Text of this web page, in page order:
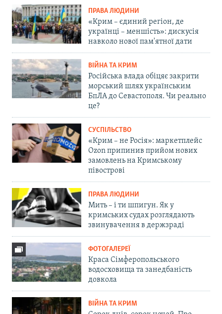
ПРАВА ЛЮДИНИ
«Крим – єдиний регіон, де
українці – меншість»: дискусія
навколо нової пам'ятної дати
ВІЙНА ТА КРИМ
Російська влада обіцяє закрити
морський шлях українським
БпЛА до Севастополя. Чи реально
це?
СУСПІЛЬСТВО
«Крим – не Росія»: маркетплейс
Ozon припинив прийом нових
замовлень на Кримському
півострові
ПРАВА ЛЮДИНИ
Мить – і ти шпигун. Як у
кримських судах розглядають
звинувачення в держзраді
ФОТОГАЛЕРЕЇ
Краса Сімферопольського
водосховища та занедбаність
довкола
ВІЙНА ТА КРИМ